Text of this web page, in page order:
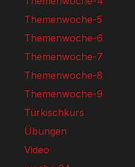
Themenwoche-5
Themenwoche-6
Themenwoche-7
Themenwoche-8
Themenwoche-9
Türkischkurs
Übungen
Video